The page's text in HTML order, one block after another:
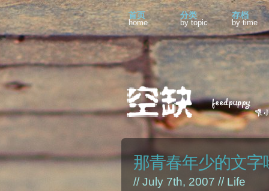
首页
home
分类
by topic
存档
by time
那青春年少的文字
// July 7th, 2007 // Life